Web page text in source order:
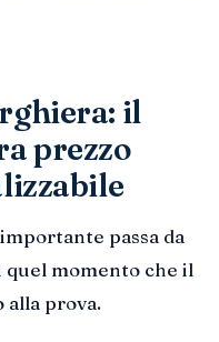
il
prezzo
passa da
quel momento che il
alla prova.